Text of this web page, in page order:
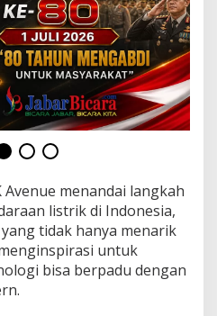
Avenue menandai langkah
listrik di Indonesia,
tidak hanya menarik
untuk
bisa berpadu dengan